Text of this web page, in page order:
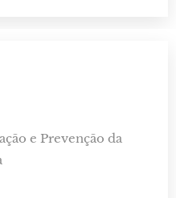
e Prevenção da